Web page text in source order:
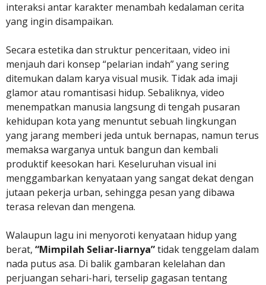
interaksi antar karakter menambah kedalaman cerita
yang ingin disampaikan.
Secara estetika dan struktur penceritaan, video ini
menjauh dari konsep “pelarian indah” yang sering
ditemukan dalam karya visual musik. Tidak ada imaji
glamor atau romantisasi hidup. Sebaliknya, video
menempatkan manusia langsung di tengah pusaran
kehidupan kota yang menuntut sebuah lingkungan
yang jarang memberi jeda untuk bernapas, namun terus
memaksa warganya untuk bangun dan kembali
produktif keesokan hari. Keseluruhan visual ini
menggambarkan kenyataan yang sangat dekat dengan
jutaan pekerja urban, sehingga pesan yang dibawa
terasa relevan dan mengena.
Walaupun lagu ini menyoroti kenyataan hidup yang
berat, “Mimpilah Seliar-liarnya”tidak tenggelam dalam
nada putus asa. Di balik gambaran kelelahan dan
perjuangan sehari-hari, terselip gagasan tentang